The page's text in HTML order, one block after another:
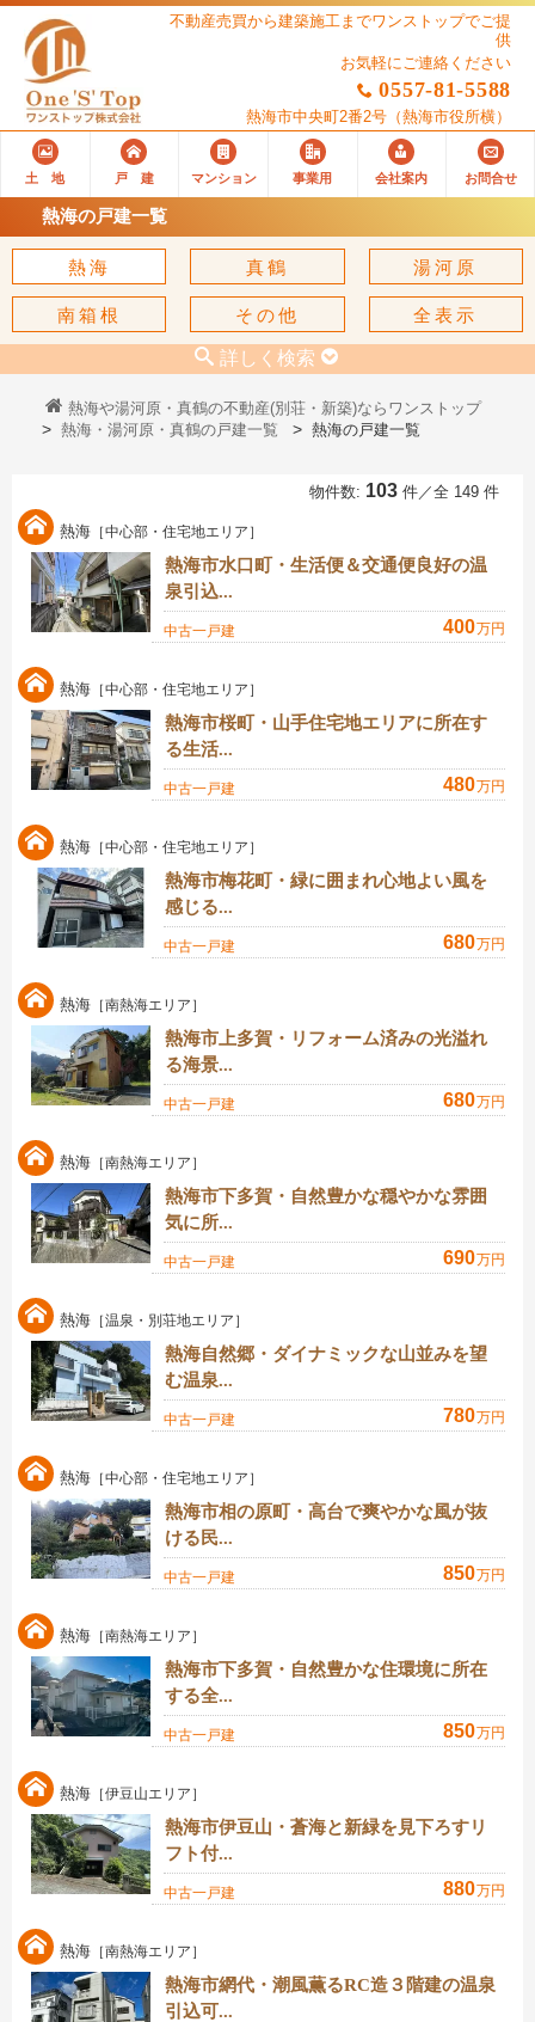
不動産売買から建築施工までワンストップでご提
供
お気軽にご連絡ください
0557-81-5588
熱海市中央町2番2号 （熱海市役所横）
土 地 戸 建 マンション 事業用 会社案内 お問合せ
熱海の戸建一覧
熱海 真鶴 湯河原
南箱根 その他 全表示
詳しく検索
熱海や湯河原・真鶴の不動産(別荘・新築)ならワンストップ
熱海・湯河原・真鶴の戸建一覧
熱海の戸建一覧
物件数: 103 件／全 149 件
熱海 ［中心部・住宅地エリア］
熱海市水口町・生活便＆交通便良好の温
泉引込...
中古一戸建 400万円
熱海 ［中心部・住宅地エリア］
熱海市桜町・山手住宅地エリアに所在す
る生活...
中古一戸建 480万円
熱海 ［中心部・住宅地エリア］
熱海市梅花町・緑に囲まれ心地よい風を
感じる...
中古一戸建 680万円
熱海 ［南熱海エリア］
熱海市上多賀・リフォーム済みの光溢れ
る海景...
中古一戸建 680万円
熱海 ［南熱海エリア］
熱海市下多賀・自然豊かな穏やかな雰囲
気に所...
中古一戸建 690万円
熱海 ［温泉・別荘地エリア］
熱海自然郷・ダイナミックな山並みを望
む温泉...
中古一戸建 780万円
熱海 ［中心部・住宅地エリア］
熱海市相の原町・高台で爽やかな風が抜
ける民...
中古一戸建 850万円
熱海 ［南熱海エリア］
熱海市下多賀・自然豊かな住環境に所在
する全...
中古一戸建 850万円
熱海 ［伊豆山エリア］
熱海市伊豆山・蒼海と新緑を見下ろすリ
フト付...
中古一戸建 880万円
熱海 ［南熱海エリア］
熱海市網代・潮風薫るRC造３階建の温泉
引込可...